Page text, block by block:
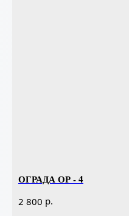
ОГРАДА ОР - 4
2 800 р.